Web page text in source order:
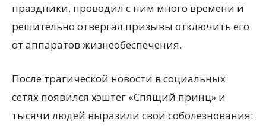
праздники, проводил с ним много времени и
решительно отвергал призывы отключить его
от аппаратов жизнеобеспечения.
После трагической новости в социальных
сетях появился хэштег «Спящий принц» и
тысячи людей выразили свои соболезнования: